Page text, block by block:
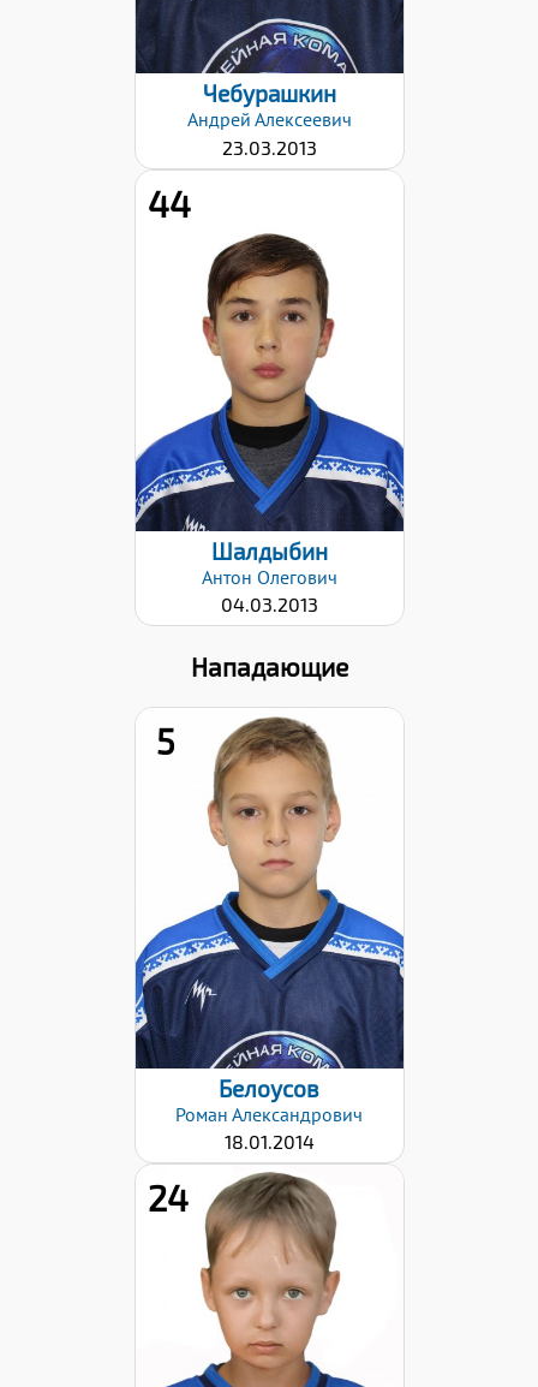
Чебурашкин
Андрей Алексеевич
23.03.2013
44
Дата заявки:
06.11.2023
Шалдыбин
Антон Олегович
04.03.2013
Нападающие
5
Дата заявки:
06.11.2023
Белоусов
Роман Александрович
18.01.2014
24
Дата заявки:
06.11.2023